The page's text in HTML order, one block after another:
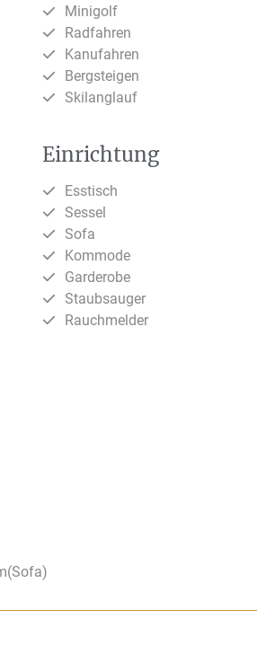
Minigolf
Radfahren
Kanufahren
Bergsteigen
Skilanglauf
Einrichtung
Esstisch
Sessel
Sofa
Kommode
Garderobe
Staubsauger
Rauchmelder